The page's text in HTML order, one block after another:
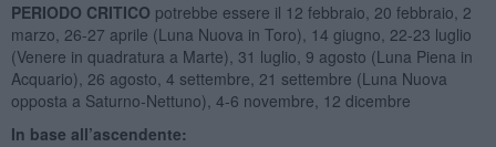
PERIODO CRITICO potrebbe essere il 12 febbraio, 20 febbraio, 2
marzo, 26-27 aprile (Luna Nuova in Toro), 14 giugno, 22-23 luglio
(Venere in quadratura a Marte), 31 luglio, 9 agosto (Luna Piena in
Acquario), 26 agosto, 4 settembre, 21 settembre (Luna Nuova
opposta a Saturno-Nettuno), 4-6 novembre, 12 dicembre
In base all’ascendente: